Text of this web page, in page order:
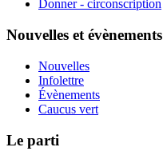
Donner - circonscription
Nouvelles et évènements
Nouvelles
Infolettre
Évènements
Caucus vert
Le parti